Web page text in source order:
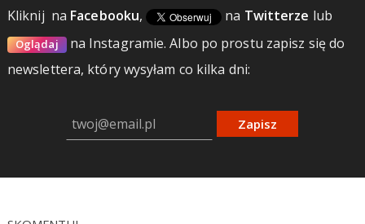
Kliknij na Facebooku, na Twitterze lub
Oglądaj na Instagramie.Albo po prostu zapisz się do
newslettera, który wysyłam co kilka dni:
Zapisz